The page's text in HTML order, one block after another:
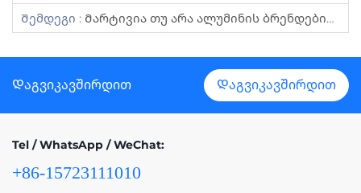
Შემდეგი : Მარტივია Თუ Არა Ალუმინის Ბრენდების Თვითმონტაჟი?
Დაგვიკავშირდით Დაგვიკავშირდით
Tel / WhatsApp / WeChat:
+86-15723111010